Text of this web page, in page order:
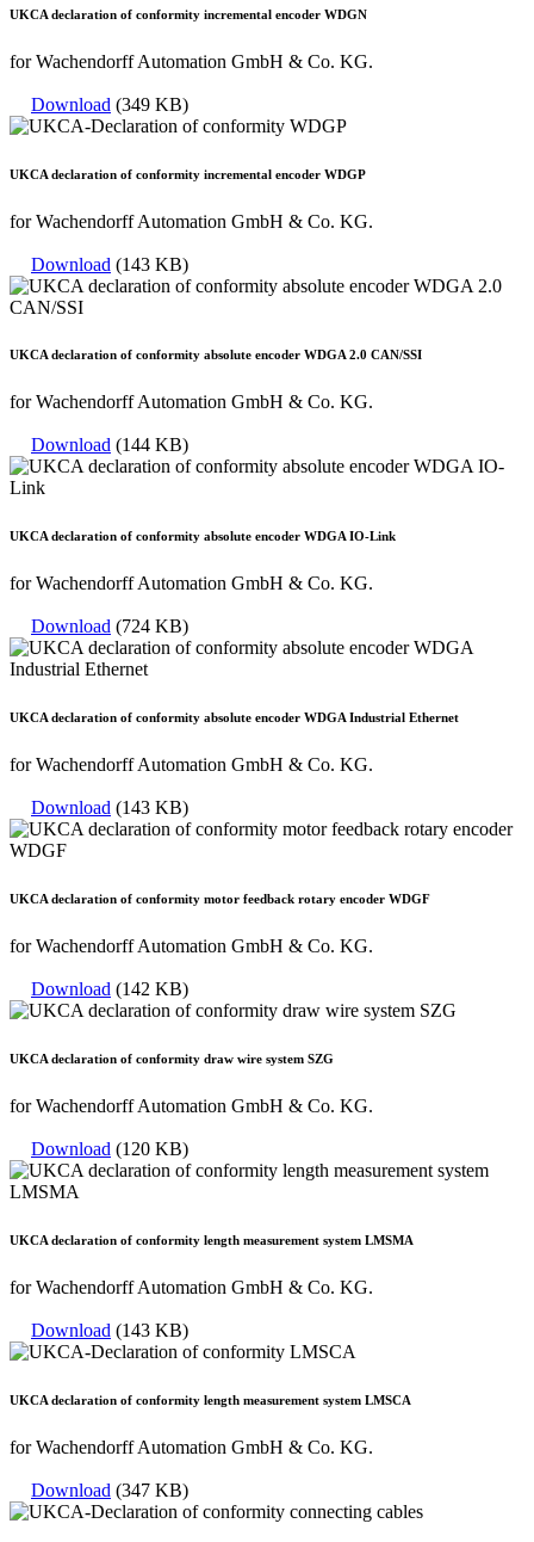
UKCA declaration of conformity incremental encoder WDGN
for Wachendorff Automation GmbH & Co. KG.
Download (349 KB)
UKCA declaration of conformity incremental encoder WDGP
for Wachendorff Automation GmbH & Co. KG.
Download (143 KB)
UKCA declaration of conformity absolute encoder WDGA 2.0 CAN/SSI
for Wachendorff Automation GmbH & Co. KG.
Download (144 KB)
UKCA declaration of conformity absolute encoder WDGA IO-Link
for Wachendorff Automation GmbH & Co. KG.
Download (724 KB)
UKCA declaration of conformity absolute encoder WDGA Industrial Ethernet
for Wachendorff Automation GmbH & Co. KG.
Download (143 KB)
UKCA declaration of conformity motor feedback rotary encoder WDGF
for Wachendorff Automation GmbH & Co. KG.
Download (142 KB)
UKCA declaration of conformity draw wire system SZG
for Wachendorff Automation GmbH & Co. KG.
Download (120 KB)
UKCA declaration of conformity length measurement system LMSMA
for Wachendorff Automation GmbH & Co. KG.
Download (143 KB)
UKCA declaration of conformity length measurement system LMSCA
for Wachendorff Automation GmbH & Co. KG.
Download (347 KB)